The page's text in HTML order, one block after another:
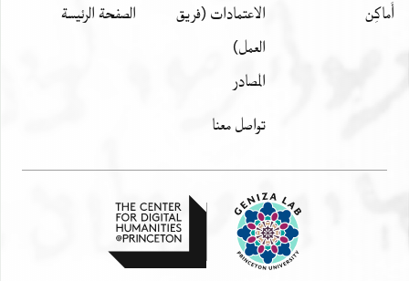
أَماكِن
الاعتمادات (فريق
العمل)
المصادر
تواصل معنا
الصفحة الرئيسة